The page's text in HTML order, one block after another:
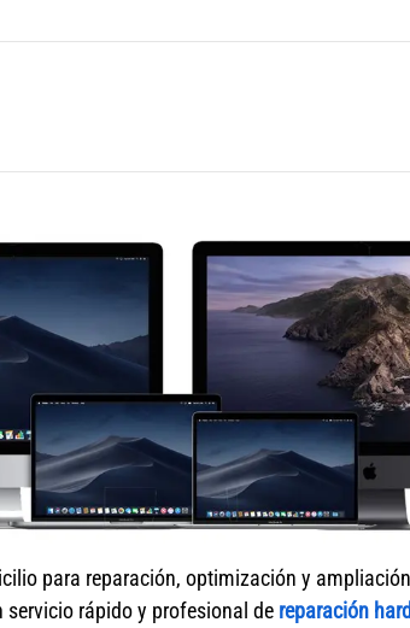
para reparación, optimización y
servicio rápido y profesional de reparación